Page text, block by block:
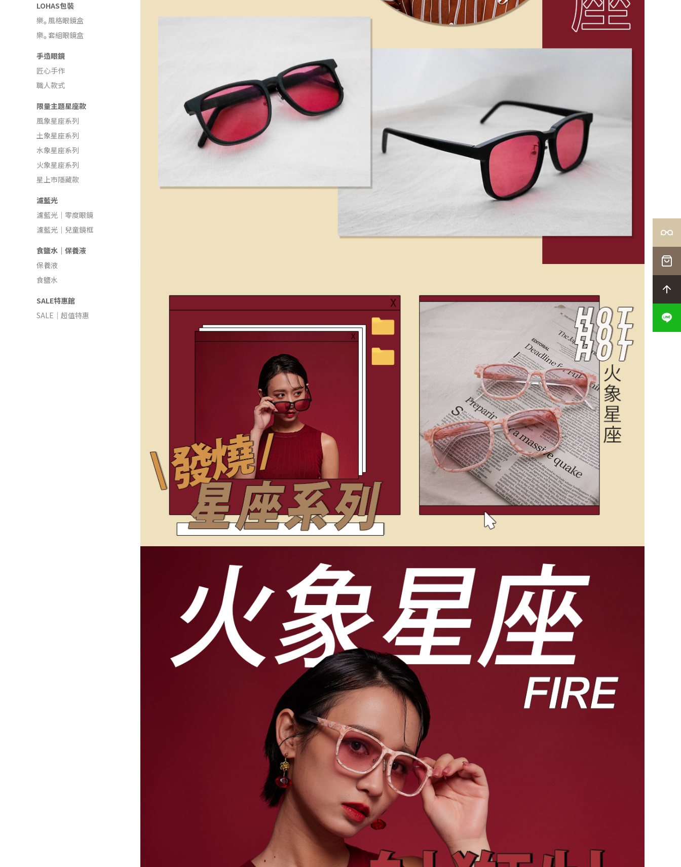
LOHAS包裝
樂ₒ 風格眼鏡盒
樂ₒ 套組眼鏡盒
手造眼鏡
匠心手作
職人款式
限量主題星座款
風象星座系列
土象星座系列
水象星座系列
火象星座系列
星上市隱藏款
濾藍光
濾藍光｜零度眼鏡
濾藍光｜兒童鏡框
食鹽水｜保養液
保養液
食鹽水
SALE特惠館
SALE｜超值特惠